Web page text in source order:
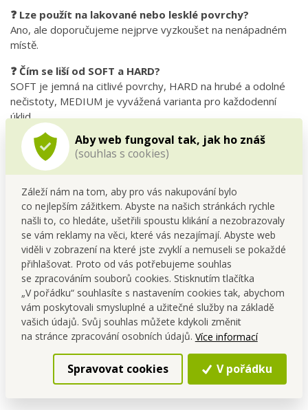
Aby web fungoval tak, jak ho znáš
(souhlas s cookies)
Záleží nám na tom, aby pro vás nakupování bylo
co nejlepším zážitkem. Abyste na našich stránkách rychle
našli to, co hledáte, ušetřili spoustu klikání a nezobrazovaly
se vám reklamy na věci, které vás nezajímají. Abyste web
viděli v zobrazení na které jste zvyklí a nemuseli se pokaždé
přihlašovat. Proto od vás potřebujeme souhlas
se zpracováním souborů cookies. Stisknutím tlačítka
„V pořádku“ souhlasíte s nastavením cookies tak, abychom
vám poskytovali smysluplné a užitečné služby na základě
vašich údajů. Svůj souhlas můžete kdykoli změnit
na stránce zpracování osobních údajů. Více informací
Spravovat cookies V pořádku
❓ Lze použít na lakované nebo lesklé povrchy?
Ano, ale doporučujeme nejprve vyzkoušet na nenápadném
místě.
❓ Čím se liší od SOFT a HARD?
SOFT je jemná na citlivé povrchy, HARD na hrubé a odolné
nečistoty, MEDIUM je vyvážená varianta pro každodenní
úklid.
Sada 2 ks nano houbiček NANOX®MEDIUM pro
odstraňování různých nečistot.
Vyrobeno z melaminové pěny. Rozměry cca š 6 x h 10 x v
2 cm.